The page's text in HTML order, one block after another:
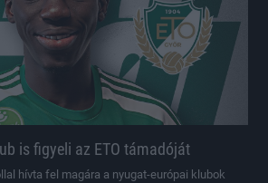
is figyeli az ETO támadóját
hívta fel magára a nyugat-európai klubok